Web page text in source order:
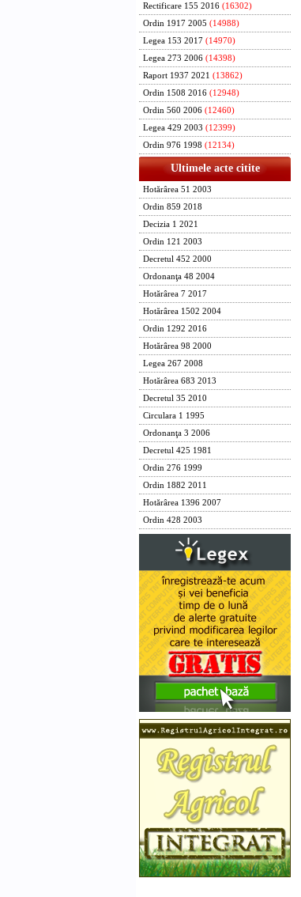
Rectificare 155 2016 (16302)
Ordin 1917 2005 (14988)
Legea 153 2017 (14970)
Legea 273 2006 (14398)
Raport 1937 2021 (13862)
Ordin 1508 2016 (12948)
Ordin 560 2006 (12460)
Legea 429 2003 (12399)
Ordin 976 1998 (12134)
Ultimele acte citite
Hotărârea 51 2003
Ordin 859 2018
Decizia 1 2021
Ordin 121 2003
Decretul 452 2000
Ordonanţa 48 2004
Hotărârea 7 2017
Hotărârea 1502 2004
Ordin 1292 2016
Hotărârea 98 2000
Legea 267 2008
Hotărârea 683 2013
Decretul 35 2010
Circulara 1 1995
Ordonanţa 3 2006
Decretul 425 1981
Ordin 276 1999
Ordin 1882 2011
Hotărârea 1396 2007
Ordin 428 2003